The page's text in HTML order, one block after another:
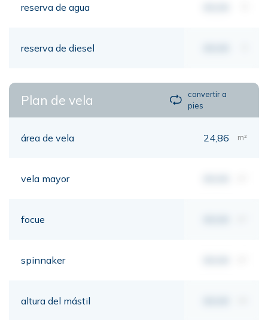
reserva de agua
reserva de diesel
Plan de vela
convertir a
pies
área de vela 24,86 m²
vela mayor
focue
spinnaker
altura del mástil